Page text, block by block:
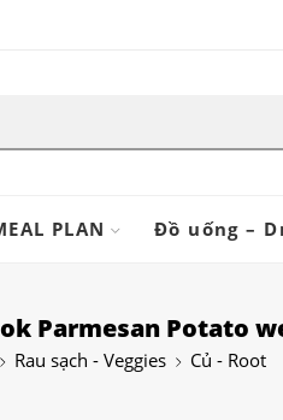
PLAN Đồ uống –
Parmesan Potato
Rau sạch - Veggies Củ - Root